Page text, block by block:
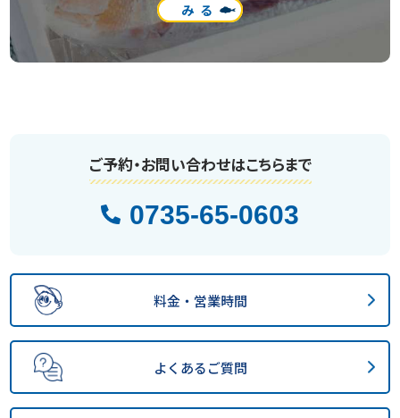
みる
ご予約・お問い合わせはこちらまで
0735-65-0603
料金・営業時間
よくあるご質問